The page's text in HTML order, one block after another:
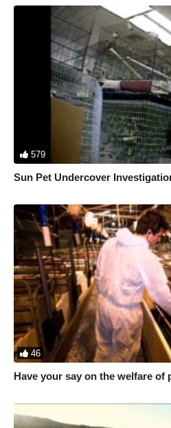
579
Sun Pet Undercover
46
Have your say on the welfare of